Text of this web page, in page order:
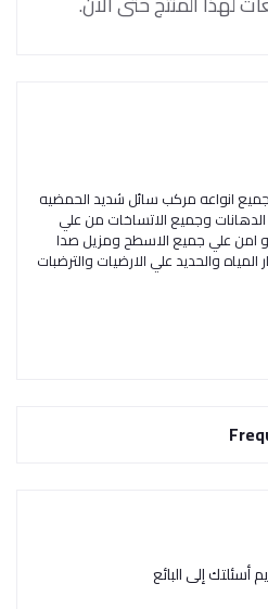
انواعه مركب سائل شديد الحمضيه
الدهانات وجميع الاتساخات من علي
امن علي جميع الاسطح ومزيل صدا
المياه والحديد علي الارضيات والترضبات
أسئلتك إلى البائع